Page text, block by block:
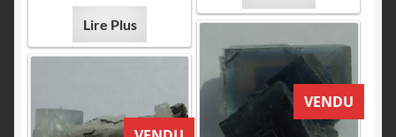
Lire Plus
VENDU